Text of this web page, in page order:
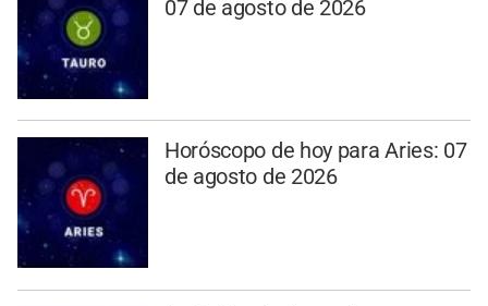
07 de agosto de 2026
Horóscopo de hoy para Aries: 07
de agosto de 2026